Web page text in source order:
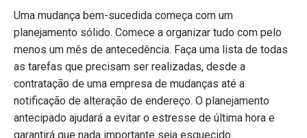
Uma mudança bem-sucedida começa com um
planejamento sólido. Comece a organizar tudo com pelo
menos um mês de antecedência. Faça uma lista de todas
as tarefas que precisam ser realizadas, desde a
contratação de uma empresa de mudanças até a
notificação de alteração de endereço. O planejamento
antecipado ajudará a evitar o estresse de última hora e
garantirá que nada importante seja esquecido.